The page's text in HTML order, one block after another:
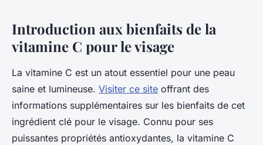
Introduction aux bienfaits de la
vitamine C pour le visage
La vitamine C est un atout essentiel pour une peau
saine et lumineuse. Visiter ce site offrant des
informations supplémentaires sur les bienfaits de cet
ingrédient clé pour le visage. Connu pour ses
puissantes propriétés antioxydantes, la vitamine C